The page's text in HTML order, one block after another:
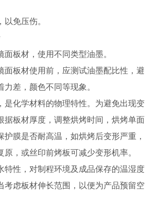
免压伤。
面板材，使用不同类型油墨。
面板材使用前，应测试油墨配比性，避
力差，颜色不同等现象。
是化学材料的物理特性。为避免出现变
据板材厚度，调整烘烤时间，烘烤单面
护膜是否耐高温，如烘烤后变形严重，
原，或丝印前烤板可减少变形机率。
特性，对制程环境及成品保存的温湿度
考虑板材伸长范围，以便为产品预留空